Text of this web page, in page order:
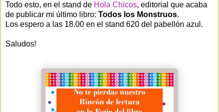
Todo esto, en el stand de Hola Chicos, editorial que acaba
de publicar mi último libro: Todos los Monstruos.
Los espero a las 18.00 en el stand 620 del pabellón azul.
Saludos!